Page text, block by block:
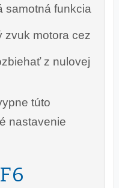
samotná funkcia
zvuk motora cez
z nulovej
túto
nastavenie